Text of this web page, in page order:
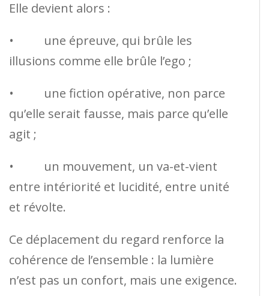
Elle devient alors :
• une épreuve, qui brûle les
illusions comme elle brûle l’ego ;
• une fiction opérative, non parce
qu’elle serait fausse, mais parce qu’elle
agit ;
• un mouvement, un va-et-vient
entre intériorité et lucidité, entre unité
et révolte.
Ce déplacement du regard renforce la
cohérence de l’ensemble : la lumière
n’est pas un confort, mais une exigence.